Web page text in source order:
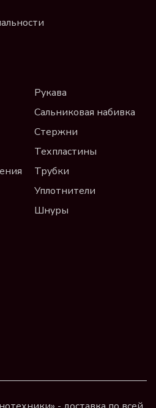
Рукава
Сальниковая набивка
Стержни
Техпластины
Трубки
Уплотнители
Шнуры